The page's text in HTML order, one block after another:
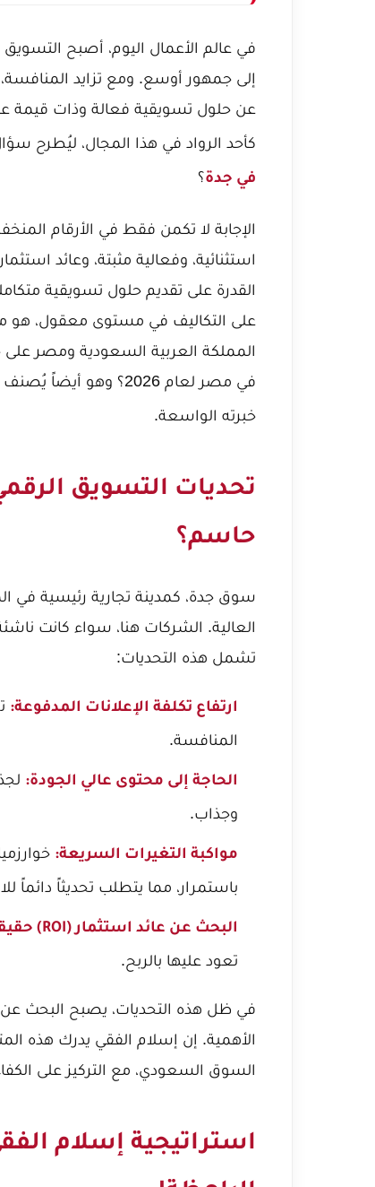
في عالم الأعمال اليوم، أصبح
إلى جمهور أوسع. ومع تزايد
عن حلول تسويقية فعالة وذات قيمة
كأحد الرواد في هذا المجال، ليُطرح
في جدة؟
الإجابة لا تكمن فقط في الأرقام
استثنائية، وفعالية مثبتة، وعائد
القدرة على تقديم حلول تسويقية
على التكاليف في مستوى معقول، هو
المملكة العربية السعودية ومصر
في مصر لعام 2026؟
وهو أيضاً
خبرته الواسعة.
تحديات التسويق
حاسم؟
سوق جدة، كمدينة تجارية رئيسية في
العالية. الشركات هنا، سواء كانت
تشمل هذه التحديات:
ارتفاع تكلفة الإعلانات المدفوعة:
المنافسة.
الحاجة إلى محتوى عالي الجودة:
وجذاب.
مواكبة التغيرات السريعة:
باستمرار، مما يتطلب تحديثاً دائماً
البحث عن عائد استثمار (ROI) حقيقي:
تعود عليها بالربح.
في ظل هذه التحديات، يصبح البحث عن
الأهمية. إن إسلام الفقي يدرك هذه
السوق السعودي، مع التركيز على
استراتيجية إسلام